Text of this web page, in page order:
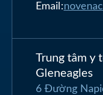
Email:
Trung tâm y
Gleneagles
6 Đường